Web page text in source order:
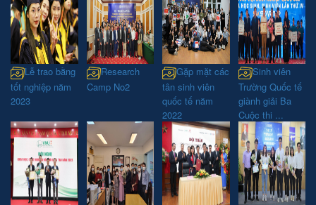
Lễ trao bằng
tốt nghiệp năm
2023
Research
Camp No2
Gặp mặt các
tân sinh viên
quốc tế năm
2022
Sinh viên
Trường Quốc tế
giành giải Ba
Cuộc thi ...